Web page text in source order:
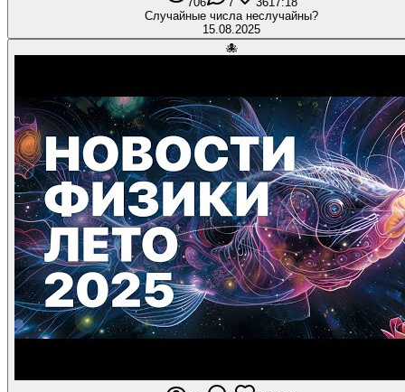
Случайные числа неслучайны?
15.08.2025
🐙